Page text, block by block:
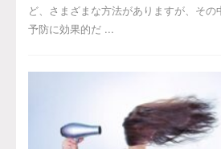
ど、さまざまな方法がありますが、そ
予防に効果的だ ...